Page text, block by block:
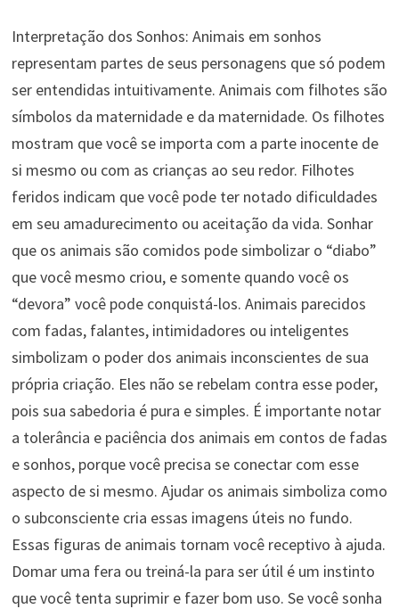
Interpretação dos Sonhos: Animais em sonhos
representam partes de seus personagens que só podem
ser entendidas intuitivamente. Animais com filhotes são
símbolos da maternidade e da maternidade. Os filhotes
mostram que você se importa com a parte inocente de
si mesmo ou com as crianças ao seu redor. Filhotes
feridos indicam que você pode ter notado dificuldades
em seu amadurecimento ou aceitação da vida. Sonhar
que os animais são comidos pode simbolizar o “diabo”
que você mesmo criou, e somente quando você os
“devora” você pode conquistá-los. Animais parecidos
com fadas, falantes, intimidadores ou inteligentes
simbolizam o poder dos animais inconscientes de sua
própria criação. Eles não se rebelam contra esse poder,
pois sua sabedoria é pura e simples. É importante notar
a tolerância e paciência dos animais em contos de fadas
e sonhos, porque você precisa se conectar com esse
aspecto de si mesmo. Ajudar os animais simboliza como
o subconsciente cria essas imagens úteis no fundo.
Essas figuras de animais tornam você receptivo à ajuda.
Domar uma fera ou treiná-la para ser útil é um instinto
que você tenta suprimir e fazer bom uso. Se você sonha